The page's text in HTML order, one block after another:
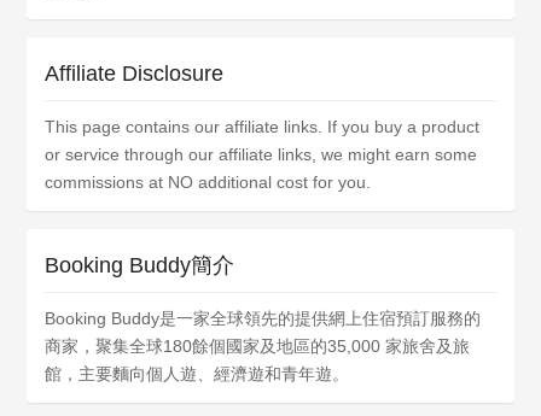
Affiliate Disclosure
This page contains our affiliate links. If you buy a product
or service through our affiliate links, we might earn some
commissions at NO additional cost for you.
Booking Buddy簡介
Booking Buddy是一家全球領先的提供網上住宿預訂服務的
商家，聚集全球180餘個國家及地區的35,000 家旅舍及旅
館，主要麵向個人遊、經濟遊和青年遊。